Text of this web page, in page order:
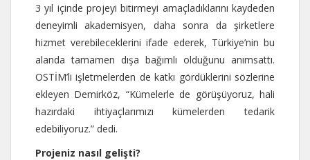
3 yıl içinde projeyi bitirmeyi amaçladıklarını kaydeden
deneyimli akademisyen, daha sonra da şirketlere
hizmet verebileceklerini ifade ederek, Türkiye’nin bu
alanda tamamen dışa bağımlı olduğunu anımsattı.
OSTİM’li işletmelerden de katkı gördüklerini sözlerine
ekleyen Demirköz, “Kümelerle de görüşüyoruz, hali
hazırdaki ihtiyaçlarımızı kümelerden tedarik
edebiliyoruz.” dedi.
Projeniz nasıl gelişti?